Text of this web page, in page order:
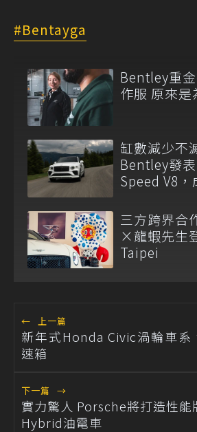
Bentayga
Bentley重
作服 原來是
缸數減少不
Bentley發
Speed V8
三方跨界合
×龍蝦先生
Taipei
← 上一篇
新年式Honda Civic渦輪車系
速箱
下一篇 →
實力驚人 Porsche將打造性能
Hybrid油電車